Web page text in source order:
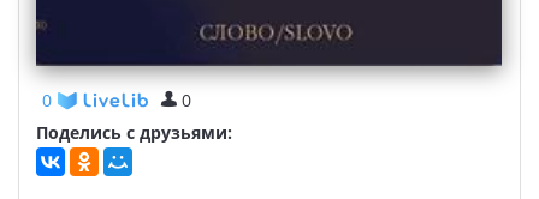
0
0
Поделись с друзьями: